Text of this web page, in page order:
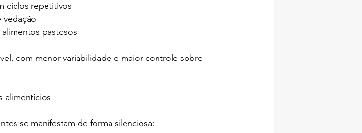
repetitivos
vedação
alimentos pastosos
com menor variabilidade e maior controle sobre
alimentícios
se manifestam de forma silenciosa: